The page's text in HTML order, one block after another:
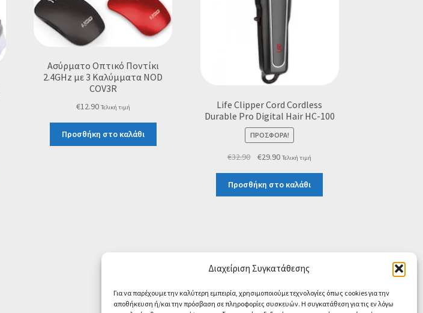
Διαχείριση Συγκατάθεσης
Για να παρέχουμε την καλύτερη εμπειρία, χρησιμοποιούμε τεχνολογίες όπως cookies για την
αποθήκευση ή/και την πρόσβαση σε πληροφορίες συσκευών. Η συγκατάθεση για τις εν λόγω
Ασύρματο Οπτικό Ποντίκι
2.4GHz με 3 Καλύμματα NOD
COV3R
€12.90 Τελική τιμή
Προσθήκη στο καλάθι
Life Clipper Cord Cordless
Durable Pro Digital Hair HC-100
ΠΡΟΣΦΟΡΆ!
€32.90
Original
was:
€32.90.
€29.90Η
τιμή
είναι:
Τελική τιμή
Προσθήκη στο καλάθι